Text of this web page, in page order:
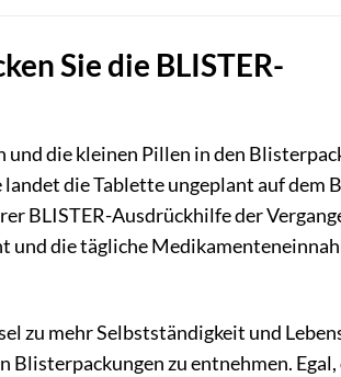
Sie die BLISTER-
und die kleinen Pillen in den
die Tablette ungeplant auf dem
BLISTER-Ausdrückhilfe der
und die tägliche
zu mehr Selbstständigkeit und
zu entnehmen. Egal,